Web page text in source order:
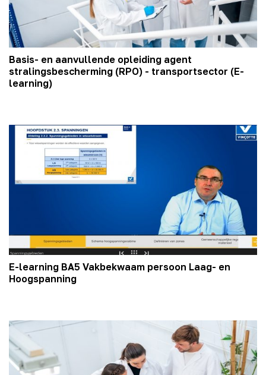
Basis- en aanvullende opleiding agent
stralingsbescherming (RPO) - transportsector (E-
learning)
E-learning BA5 Vakbekwaam persoon Laag- en
Hoogspanning